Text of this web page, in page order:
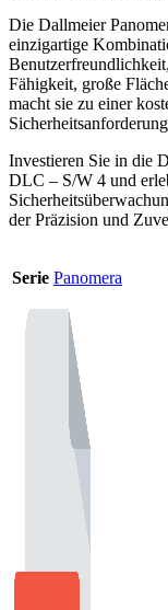
Die Dallmeier
einzigartige
Fähigkeit, große
macht sie zu einer
Investieren Sie in die
DLC – S/W 4 und
der Präzision und
Serie Panomera